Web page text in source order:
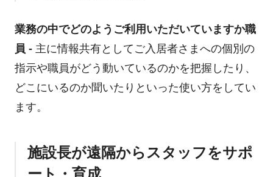
業務の中でどのようご利用いただいていますか職
員 - 主に情報共有としてご入居者さまへの個別の
指示や職員がどう動いているのかを把握したり、
どこにいるのか聞いたりといった使い方をしてい
ます。
施設長が遠隔からスタッフをサポ